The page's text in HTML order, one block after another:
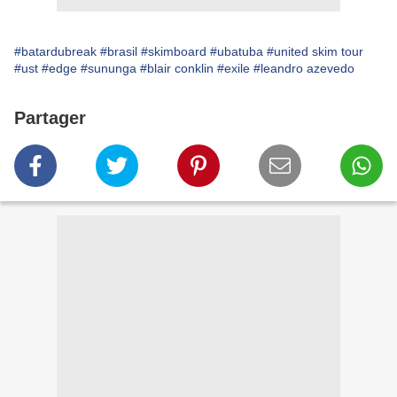
#batardubreak #brasil #skimboard #ubatuba #united skim tour
#ust #edge #sununga #blair conklin #exile #leandro azevedo
Partager